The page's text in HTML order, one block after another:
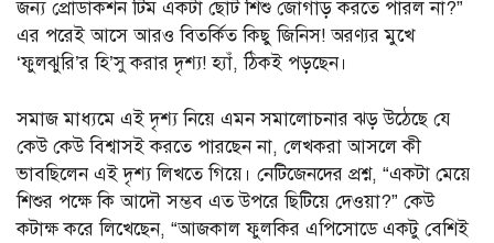
জন্য প্রোডাকশন টিম একটা ছোট শিশু জোগাড় করতে পারল না?”
এর পরেই আসে আরও বিতর্কিত কিছু জিনিস! অরণ্যর মুখে
‘ফুলঝুরি’র হি’সু করার দৃশ্য! হ্যাঁ, ঠিকই পড়ছেন।
সমাজ মাধ্যমে এই দৃশ্য নিয়ে এমন সমালোচনার ঝড় উঠেছে যে
কেউ কেউ বিশ্বাসই করতে পারছেন না, লেখকরা আসলে কী
ভাবছিলেন এই দৃশ্য লিখতে গিয়ে। নেটিজেনদের প্রশ্ন, “একটা মেয়ে
শিশুর পক্ষে কি আদৌ সম্ভব এত উপরে ছিটিয়ে দেওয়া?” কেউ
কটাক্ষ করে লিখেছেন, “আজকাল ফুলকির এপিসোডে একটু বেশিই